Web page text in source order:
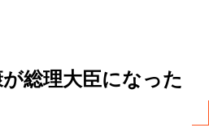
総理大臣になった